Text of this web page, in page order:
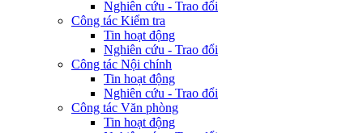
Nghiên cứu - Trao đổi
Công tác Kiểm tra
Tin hoạt động
Nghiên cứu - Trao đổi
Công tác Nội chính
Tin hoạt động
Nghiên cứu - Trao đổi
Công tác Văn phòng
Tin hoạt động